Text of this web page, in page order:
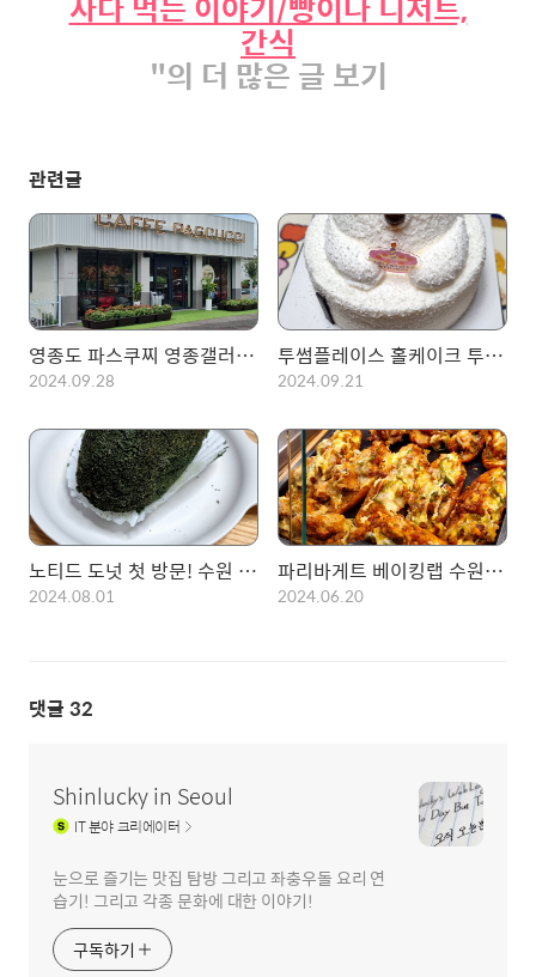
간식
"의 더 많은 글 보기
관련글
영종도 파스쿠찌 영종갤러리DI점, 뭔가 편하고 좋지만 특이했던 곳!
2024.09.28
투썸플레이스 홀케이크 투썸해피데이베어
2024.09.21
노티드 도넛 첫 방문! 수원 스타필드 - 찰떡 쑥 크림도넛
2024.08.01
파리바게트 베이킹랩 수원점에서만 파는 수원특화 메뉴들!
2024.06.20
댓글 32
Shinlucky in Seoul
IT분야 크리에이터
눈으로 즐기는 맛집 탐방 그리고 좌충우돌 요리 연
습기! 그리고 각종 문화에 대한 이야기!
구독하기